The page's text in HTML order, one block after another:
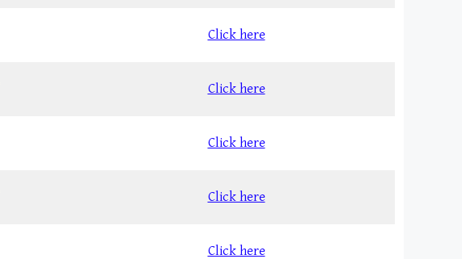
Click here
Click here
Click here
Click here
Click here